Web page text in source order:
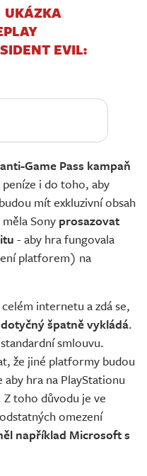
UKÁZKA
EVIL:
anti-Game Pass kampaň
i do toho, aby
mít exkluzivní obsah
Sony prosazovat
- aby hra fungovala
platforem) na
internetu a zdá se,
špatně vykládá.
smlouvu.
že jiné platformy budou
aby hra na PlayStationu
Z toho důvodu je ve
omezení
například Microsoft s